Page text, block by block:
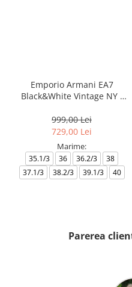
Emporio Armani EA7
Black&White Vintage NY -
999,00 Lei
729,00 Lei
Marime:
35.1/3 36 36.2/3
38
37.1/3
38.2/3 39.1/3 40
Parerea